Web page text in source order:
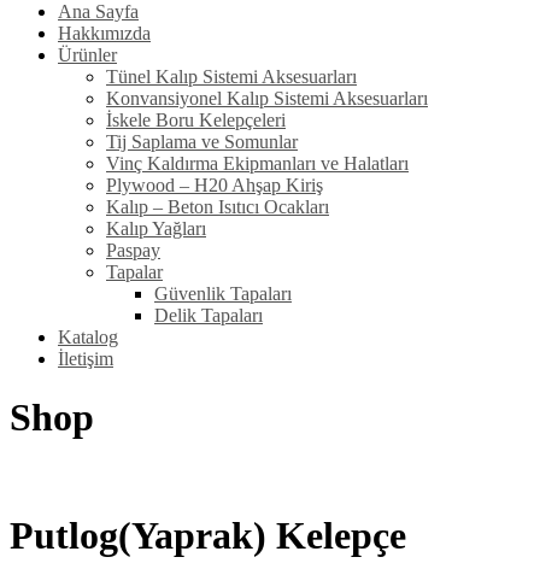
Ana Sayfa
Hakkımızda
Ürünler
Tünel Kalıp Sistemi Aksesuarları
Konvansiyonel Kalıp Sistemi Aksesuarları
İskele Boru Kelepçeleri
Tij Saplama ve Somunlar
Vinç Kaldırma Ekipmanları ve Halatları
Plywood – H20 Ahşap Kiriş
Kalıp – Beton Isıtıcı Ocakları
Kalıp Yağları
Paspay
Tapalar
Güvenlik Tapaları
Delik Tapaları
Katalog
İletişim
Shop
Putlog(Yaprak) Kelepçe